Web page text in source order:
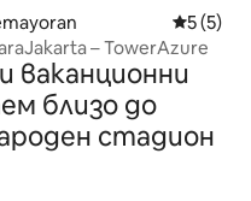
Средна
5 (5)
– TowerAzure
ваканционни
близо до
стадион